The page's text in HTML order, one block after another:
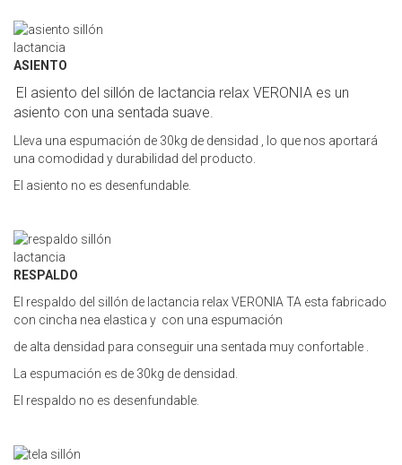
ASIENTO
El asiento del sillón de lactancia relax VERONIA es un
asiento con una sentada suave.
Lleva una espumación de 30kg de densidad , lo que nos aportará
una comodidad y durabilidad del producto.
El asiento no es desenfundable.
RESPALDO
El respaldo del sillón de lactancia relax VERONIA TA esta fabricado
con cincha nea elastica y con una espumación
de alta densidad para conseguir una sentada muy confortable .
La espumación es de 30kg de densidad.
El respaldo no es desenfundable.